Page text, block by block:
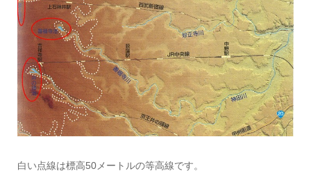
白い点線は標高50メートルの等高線です。